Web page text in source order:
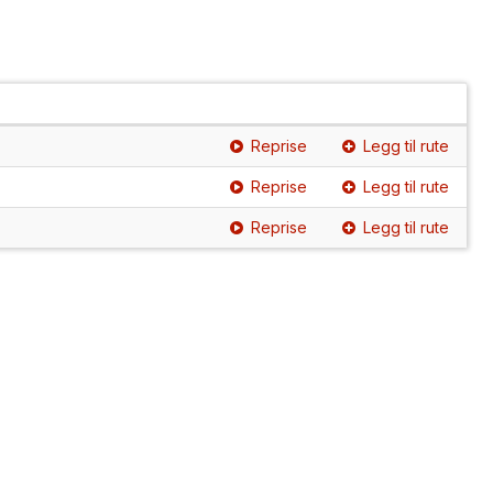
Reprise Legg til rute
Reprise Legg til rute
Reprise Legg til rute